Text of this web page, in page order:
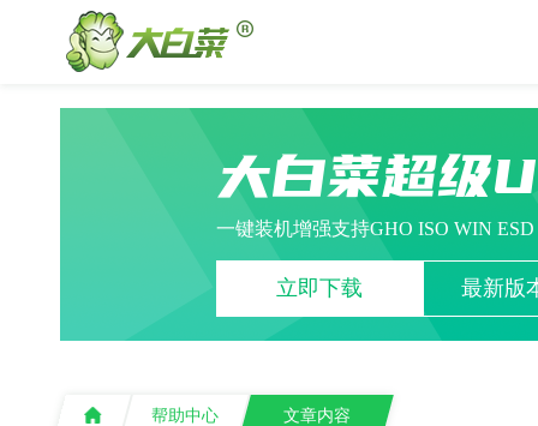
大白菜超级
一键装机增强支持GHO ISO WIN
立即下载 最新版
帮助中心 文章内容